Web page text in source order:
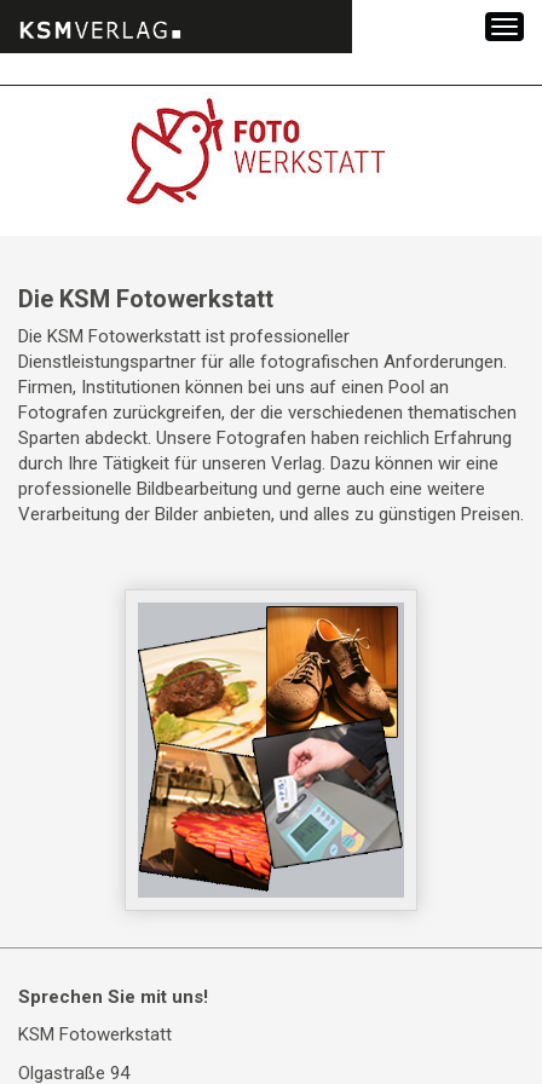
Die KSM Fotowerkstatt
Die KSM Fotowerkstatt ist professioneller
Dienstleistungspartner für alle fotografischen Anforderungen.
Firmen, Institutionen können bei uns auf einen Pool an
Fotografen zurückgreifen, der die verschiedenen thematischen
Sparten abdeckt. Unsere Fotografen haben reichlich Erfahrung
durch Ihre Tätigkeit für unseren Verlag. Dazu können wir eine
professionelle Bildbearbeitung und gerne auch eine weitere
Verarbeitung der Bilder anbieten, und alles zu günstigen Preisen.
Sprechen Sie mit uns!
KSM Fotowerkstatt
Olgastraße 94